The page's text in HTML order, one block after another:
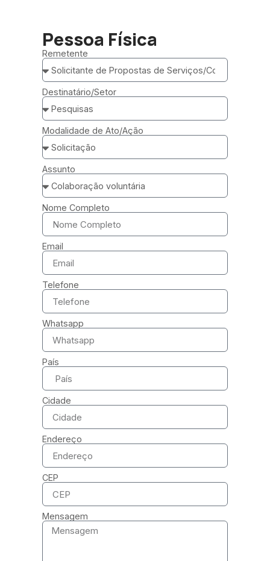
Pessoa Física
Remetente
Destinatário/Setor
Modalidade de Ato/Ação
Assunto
Nome Completo
Email
Telefone
Whatsapp
País
Cidade
Endereço
CEP
Mensagem